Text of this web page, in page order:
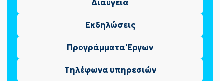
Διαύγεια
Εκδηλώσεις
Προγράμματα Έργων
Τηλέφωνα υπηρεσιών